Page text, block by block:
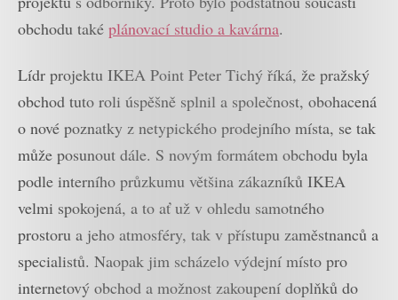
obchodu také plánovací studio a kavárna.
Lídr projektu IKEA Point Peter Tichý říká, že pražský
obchod tuto roli úspěšně splnil a společnost, obohacená
o nové poznatky z netypického prodejního místa, se tak
může posunout dále. S novým formátem obchodu byla
podle interního průzkumu většina zákazníků IKEA
velmi spokojená, a to ať už v ohledu samotného
prostoru a jeho atmosféry, tak v přístupu zaměstnanců a
specialistů. Naopak jim scházelo výdejní místo pro
internetový obchod a možnost zakoupení doplňků do